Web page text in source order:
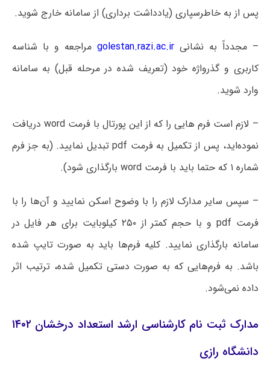
پس از به خاطرسپاری (یادداشت برداری) از سامانه خارج شوید.
– مجدداً به نشانیgolestan.razi.ac.ir مراجعه و با شناسه
کاربری و گذرواژه خود (تعریف شده در مرحله قبل) به سامانه
وارد شوید.
– لازم است فرم هایی را که از این پورتال با فرمت word دریافت
نموده‌اید، پس از تکمیل به فرمت pdf تبدیل نمایید. (به جز فرم
شماره ۱ که حتما باید با فرمت word بارگذاری شود).
– سپس سایر مدارک لازم را با وضوح اسکن نمایید و آن‌ها را با
فرمت pdf و با حجم کمتر از ۲۵۰ کیلوبایت برای هر فایل در
سامانه بارگذاری نمایید. کلیه فرم‌ها باید به صورت تایپ شده
باشد. به فرم‌هایی که به صورت دستی تکمیل شده، ترتیب اثر
داده نمی‌شود.
مدارک ثبت نام کارشناسی ارشد استعداد درخشان ۱۴۰۲
دانشگاه رازی